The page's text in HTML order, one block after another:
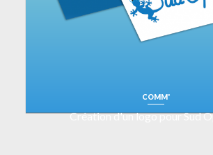
COMM'
Création d'un logo pour Sud